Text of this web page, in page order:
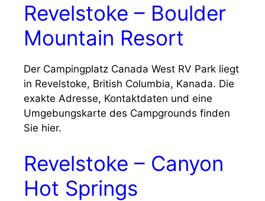
Revelstoke – Boulder
Mountain Resort
Der Campingplatz Canada West RV Park liegt
in Revelstoke, British Columbia, Kanada. Die
exakte Adresse, Kontaktdaten und eine
Umgebungskarte des Campgrounds finden
Sie hier.
Revelstoke – Canyon
Hot Springs